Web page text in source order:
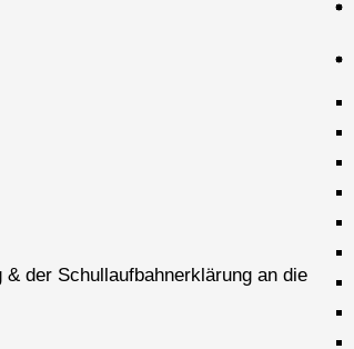
der Schullaufbahnerklärung an die